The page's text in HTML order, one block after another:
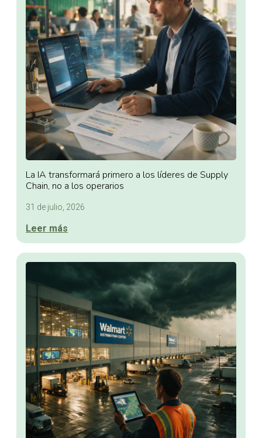
La IA transformará primero a los líderes de Supply
Chain, no a los operarios
31 de julio, 2026
Leer más